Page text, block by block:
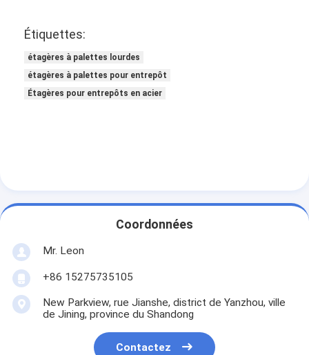
Étiquettes:
étagères à palettes lourdes
étagères à palettes pour entrepôt
Étagères pour entrepôts en acier
Coordonnées
Mr. Leon
+86 15275735105
New Parkview, rue Jianshe, district de Yanzhou, ville
de Jining, province du Shandong
Contactez